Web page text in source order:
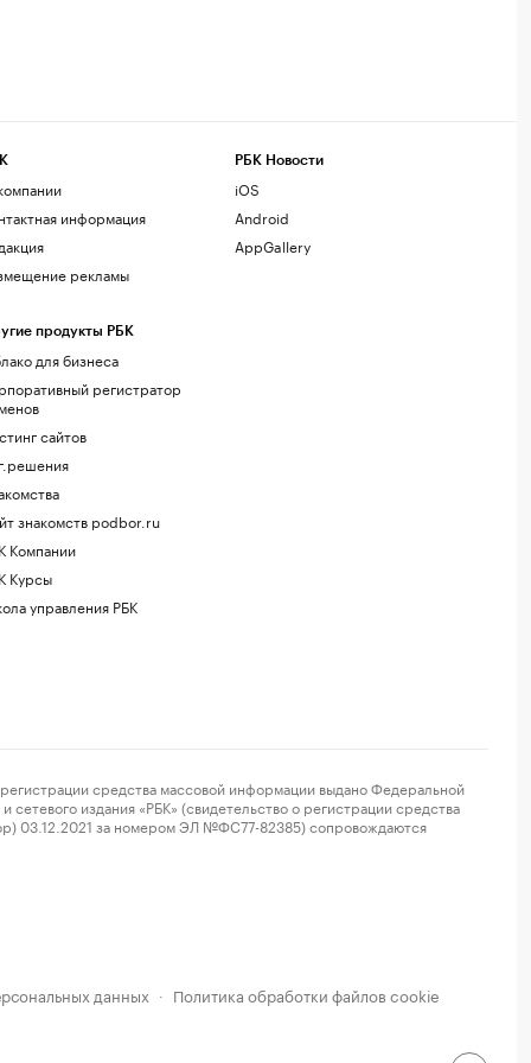
информация
рекламы
продукты РБК
для бизнеса
регистратор
сайтов
знакомств podbor.ru
Компании
Курсы
управления РБК
РБК Новости
iOS
Android
AppGallery
средства массовой информации выдано Федеральной
издания «РБК» (свидетельство о регистрации средства
03.12.2021 за номером ЭЛ №ФС77-82385) сопровождаются
данных · Политика обработки файлов cookie